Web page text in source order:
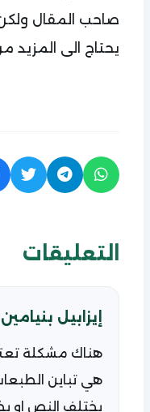
صاحب المقال ولكن
يحتاج الى المزيد
التعليقات
إيزابيل
هناك مشكلة
هي تباين
يختلف النص او